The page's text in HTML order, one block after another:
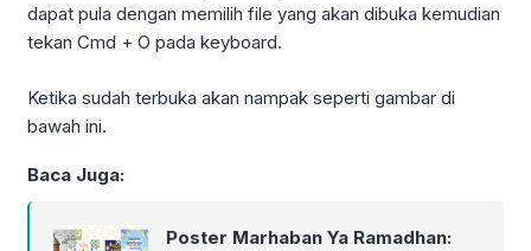
dapat pula dengan memilih file yang akan dibuka kemudian
tekan Cmd + O pada keyboard.
Ketika sudah terbuka akan nampak seperti gambar di
bawah ini.
Baca Juga:
Poster Marhaban Ya Ramadhan: